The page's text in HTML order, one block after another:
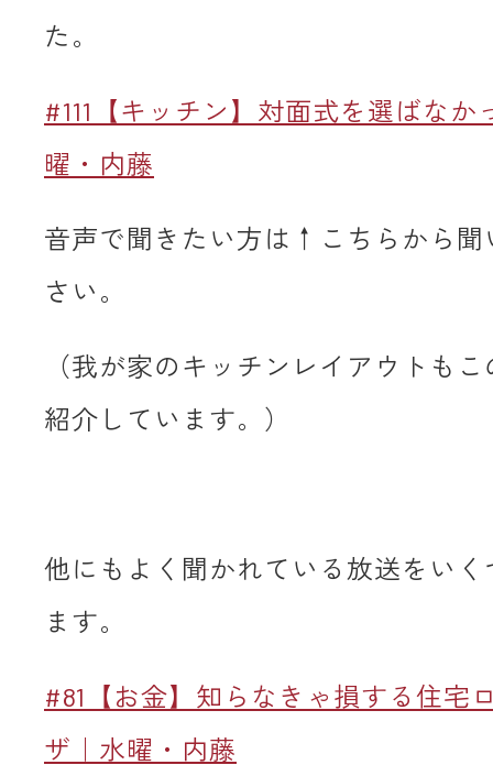
た。
#111【キッチン】対面式を選ばなか
曜・内藤
音声で聞きたい方は↑こちらから聞
さい。
（我が家のキッチンレイアウトも
紹介しています。）
他にもよく聞かれている放送をい
ます。
#81【お金】知らなきゃ損する住宅
ザ｜水曜・内藤